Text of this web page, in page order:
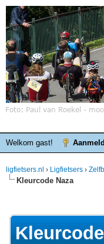
Welkom gast!
ligfietsers.nl › Ligfietsers ›
Kleurcode Naza